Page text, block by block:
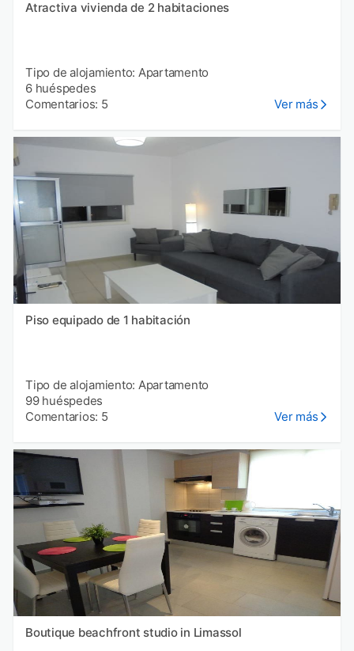
Atractiva vivienda de 2 habitaciones
Tipo de alojamiento: Apartamento
6 huéspedes
Comentarios: 5
Ver más
Piso equipado de 1 habitación
Tipo de alojamiento: Apartamento
99 huéspedes
Comentarios: 5
Ver más
Boutique beachfront studio in Limassol